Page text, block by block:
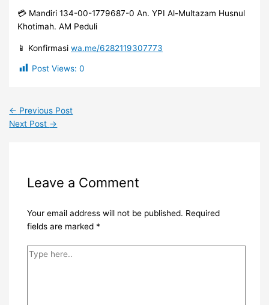
💳 Mandiri 134-00-1779687-0 An. YPI Al-Multazam Husnul
Khotimah. AM Peduli
📱 Konfirmasiwa.me/6282119307773
Post Views: 0
← Previous Post
Next Post →
Leave a Comment
Your email address will not be published. Required
fields are marked *
Type